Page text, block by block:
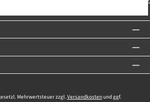
Mehrwertsteuer zzgl. Versandkostenund ggf.